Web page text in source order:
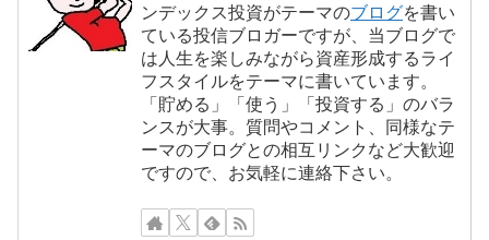
ンデックス投資がテーマのブログを書い
ている投信ブロガーですが、当ブログで
は人生を楽しみながら資産形成するライ
フスタイルをテーマに書いています。
「貯める」「使う」「投資する」のバラ
ンスが大事。質問やコメント、同様なテ
ーマのブログとの相互リンクなど大歓迎
ですので、お気軽に連絡下さい。